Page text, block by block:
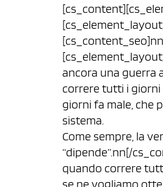
ancora una guerra
correre tutti i giorni
giorni fa male, che
sistema.
Come sempre, la
“dipende”.nn[/
quando correre
se ne vogliamo